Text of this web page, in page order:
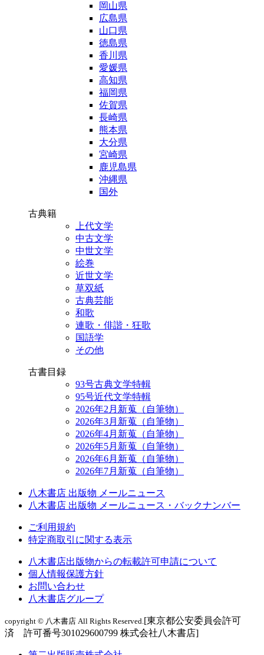
岡山県
広島県
山口県
徳島県
香川県
愛媛県
高知県
福岡県
佐賀県
長崎県
熊本県
大分県
宮崎県
鹿児島県
沖縄県
国外
古典籍
上代文学
中古文学
中世文学
絵巻
近世文学
草双紙
古典芸能
和歌
連歌・俳諧・狂歌
国語学
その他
古書目録
93号古典文学特輯
95号近代文学特輯
2026年2月新蒐（自筆物）
2026年3月新蒐（自筆物）
2026年4月新蒐（自筆物）
2026年5月新蒐（自筆物）
2026年6月新蒐（自筆物）
2026年7月新蒐（自筆物）
八木書店 出版物 メールニュース
八木書店 出版物 メールニュース・バックナンバー
ご利用規約
特定商取引に関する表示
八木書店出版物からの転載許可申請について
個人情報保護方針
お問い合わせ
八木書店グループ
copyright © 八木書店 All Rights Reserved.[東京都公安委員会許可
済 許可番号301029600799 株式会社八木書店]